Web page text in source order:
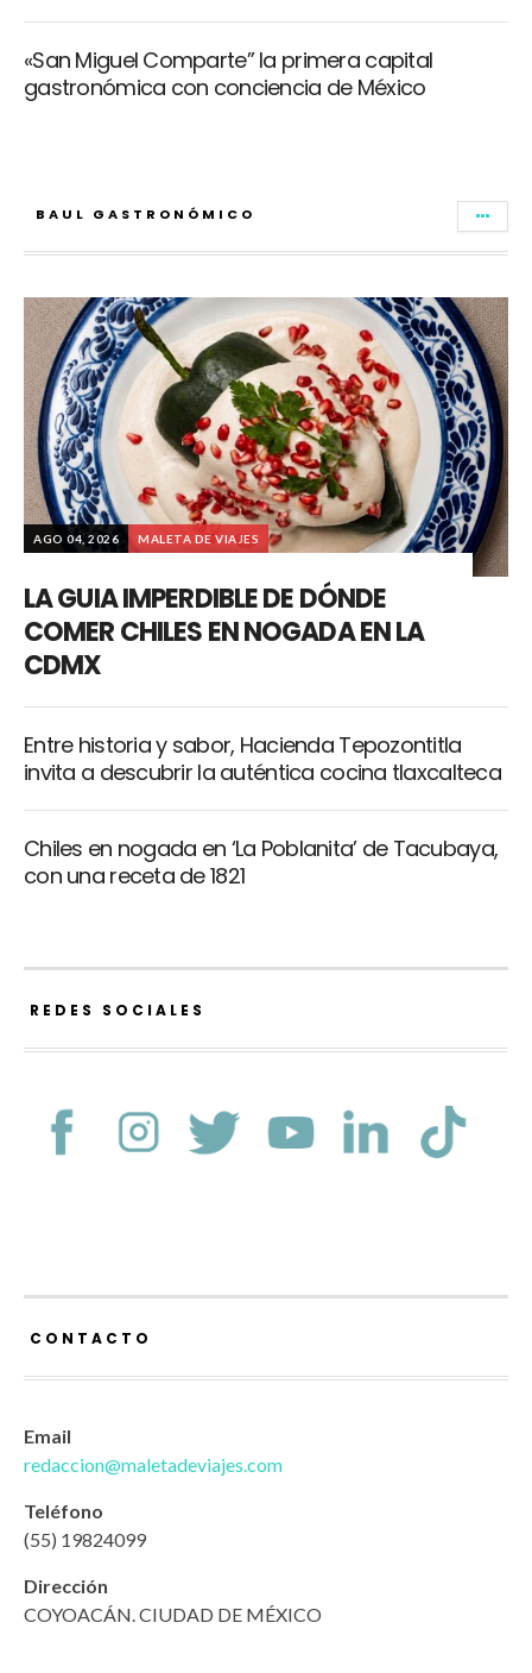
«San Miguel Comparte” la primera capital
gastronómica con conciencia de México
BAUL GASTRONÓMICO
AGO 04, 2026 MALETA DE VIAJES
LA GUIA IMPERDIBLE DE DÓNDE
COMER CHILES EN NOGADA EN LA
CDMX
Entre historia y sabor, Hacienda Tepozontitla
invita a descubrir la auténtica cocina tlaxcalteca
Chiles en nogada en ‘La Poblanita’ de Tacubaya,
con una receta de 1821
REDES SOCIALES
CONTACTO
Email
redaccion@maletadeviajes.com
Teléfono
(55) 19824099
Dirección
COYOACÁN. CIUDAD DE MÉXICO